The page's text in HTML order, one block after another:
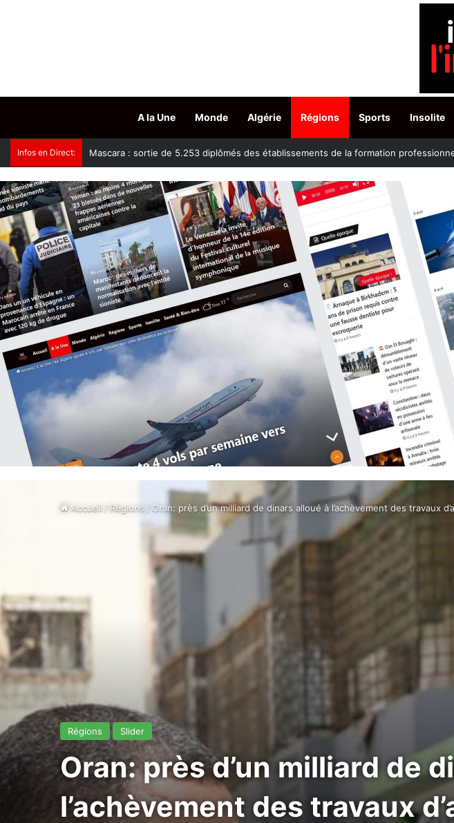
A la Une Monde Algérie Régions Sports Insolite
Infos en Direct: Mascara : sortie de 5.253 diplômés des établissements de la formation
Accueil/Régions /Oran: près d’un milliard de dinars alloué à l’achèvement des travaux
Régions Slider
Oran: près d’un milliard de
l’achèvement des travaux